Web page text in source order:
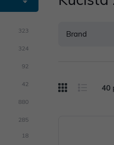
323
324
92
42
880
285
18
Brand
40